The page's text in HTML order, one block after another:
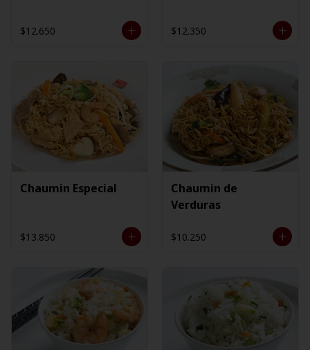
$12.650 $12.350
Chaumin Especial
$13.850
Chaumin de
Verduras
$10.250